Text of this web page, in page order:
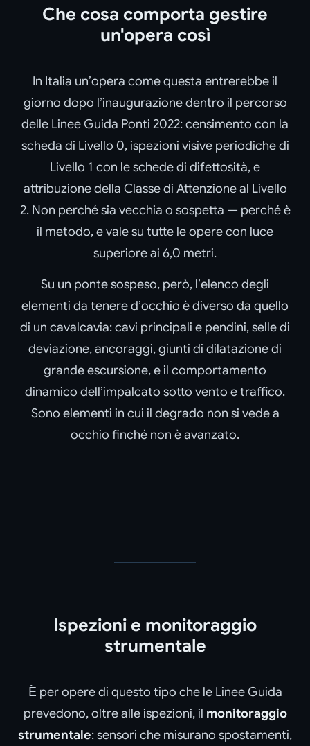
Che cosa comporta gestire
un'opera così
In Italia un’opera come questa entrerebbe il
giorno dopo l’inaugurazione dentro il percorso
delle Linee Guida Ponti 2022: censimento con la
scheda di Livello 0, ispezioni visive periodiche di
Livello 1 con le schede di difettosità, e
attribuzione della Classe di Attenzione al Livello
2. Non perché sia vecchia o sospetta — perché è
il metodo, e vale su tutte le opere con luce
superiore ai 6,0 metri.
Su un ponte sospeso, però, l’elenco degli
elementi da tenere d’occhio è diverso da quello
di un cavalcavia: cavi principali e pendini, selle di
deviazione, ancoraggi, giunti di dilatazione di
grande escursione, e il comportamento
dinamico dell’impalcato sotto vento e traffico.
Sono elementi in cui il degrado non si vede a
occhio finché non è avanzato.
Ispezioni e monitoraggio
strumentale
È per opere di questo tipo che le Linee Guida
prevedono, oltre alle ispezioni, il monitoraggio
strumentale: sensori che misurano spostamenti,